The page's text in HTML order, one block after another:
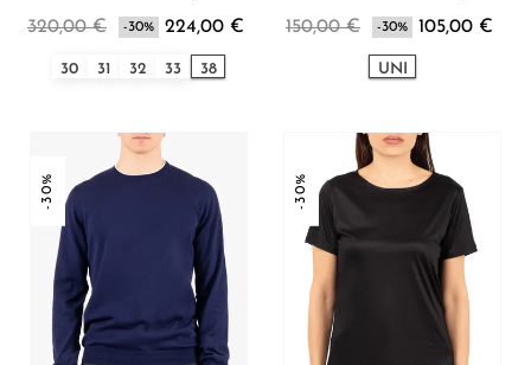
320,00 € -30% 224,00 €
30 31 32 33 38
150,00 € -30% 105,00 €
UNI
-30% -30%